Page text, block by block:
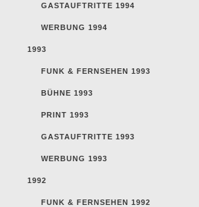
GASTAUFTRITTE 1994
WERBUNG 1994
1993
FUNK & FERNSEHEN 1993
BÜHNE 1993
PRINT 1993
GASTAUFTRITTE 1993
WERBUNG 1993
1992
FUNK & FERNSEHEN 1992